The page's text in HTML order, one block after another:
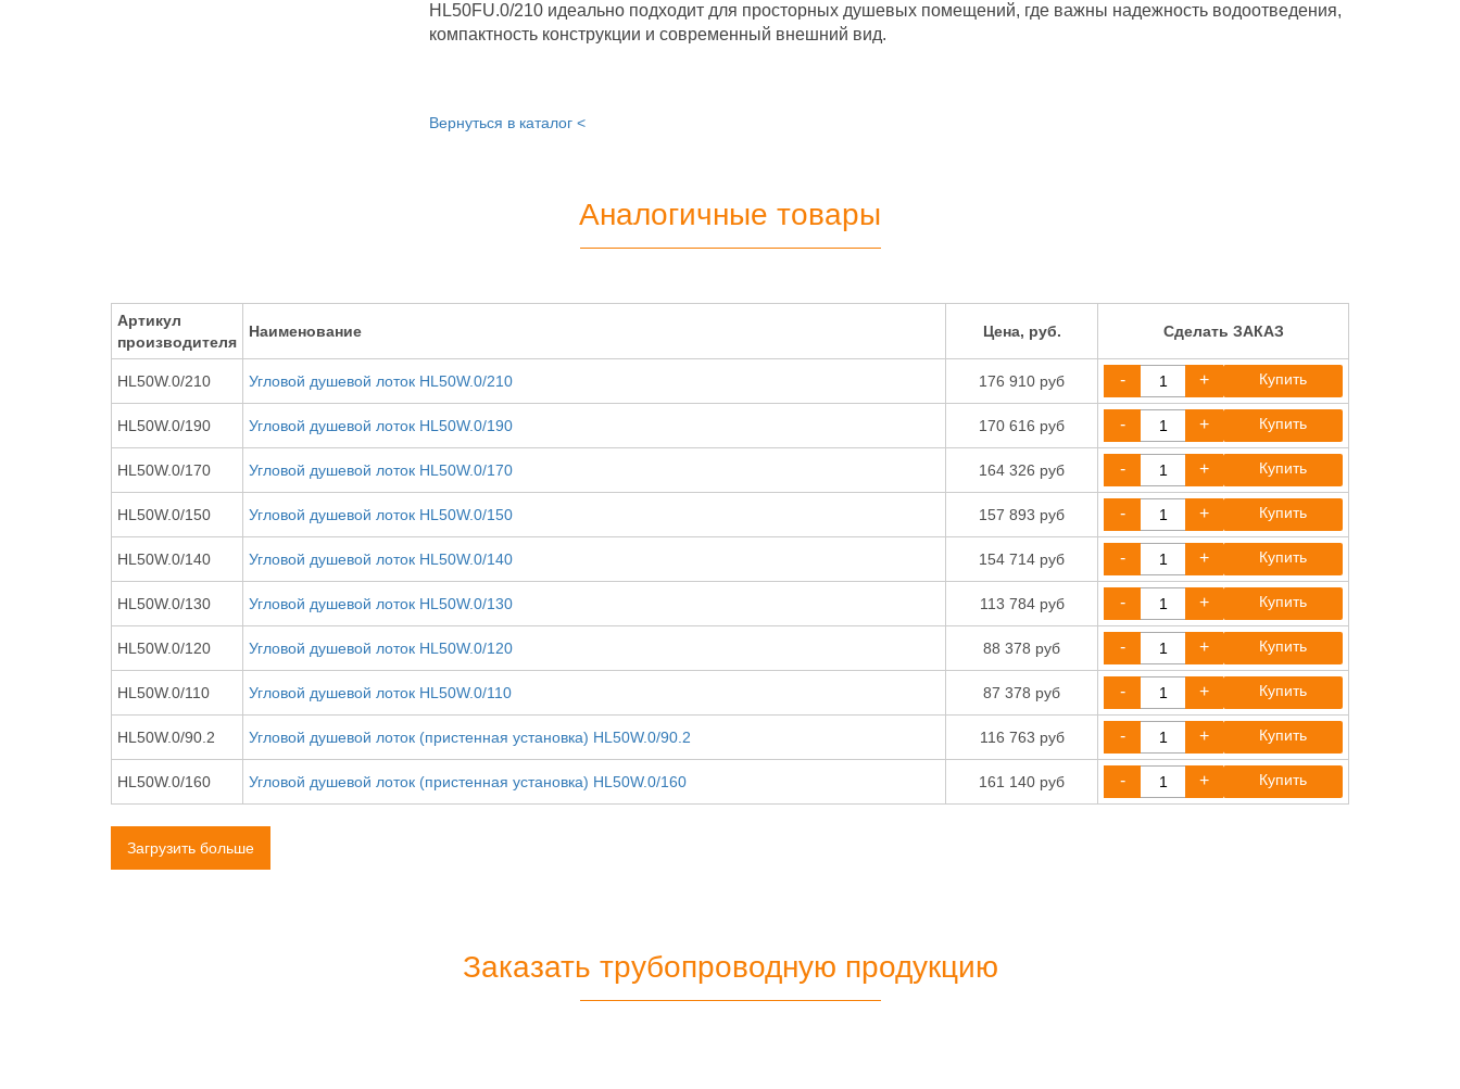
HL50FU.0/210 идеально подходит для просторных душевых помещений, где важны надежность водоотведения,
компактность конструкции и современный внешний вид.
Вернуться в каталог <
Аналогичные товары
Артикул
производителя
Наименование Цена, руб. Сделать ЗАКАЗ
HL50W.0/210 Угловой душевой лоток HL50W.0/210 176 910 руб - + Купить
HL50W.0/190 Угловой душевой лоток HL50W.0/190 170 616 руб - + Купить
HL50W.0/170 Угловой душевой лоток HL50W.0/170 164 326 руб - + Купить
HL50W.0/150 Угловой душевой лоток HL50W.0/150 157 893 руб - + Купить
HL50W.0/140 Угловой душевой лоток HL50W.0/140 154 714 руб - + Купить
HL50W.0/130 Угловой душевой лоток HL50W.0/130 113 784 руб - + Купить
HL50W.0/120 Угловой душевой лоток HL50W.0/120 88 378 руб - + Купить
HL50W.0/110 Угловой душевой лоток HL50W.0/110 87 378 руб - + Купить
HL50W.0/90.2 Угловой душевой лоток (пристенная установка) HL50W.0/90.2 116 763 руб - + Купить
HL50W.0/160 Угловой душевой лоток (пристенная установка) HL50W.0/160 161 140 руб - + Купить
Загрузить больше
Заказать трубопроводную продукцию